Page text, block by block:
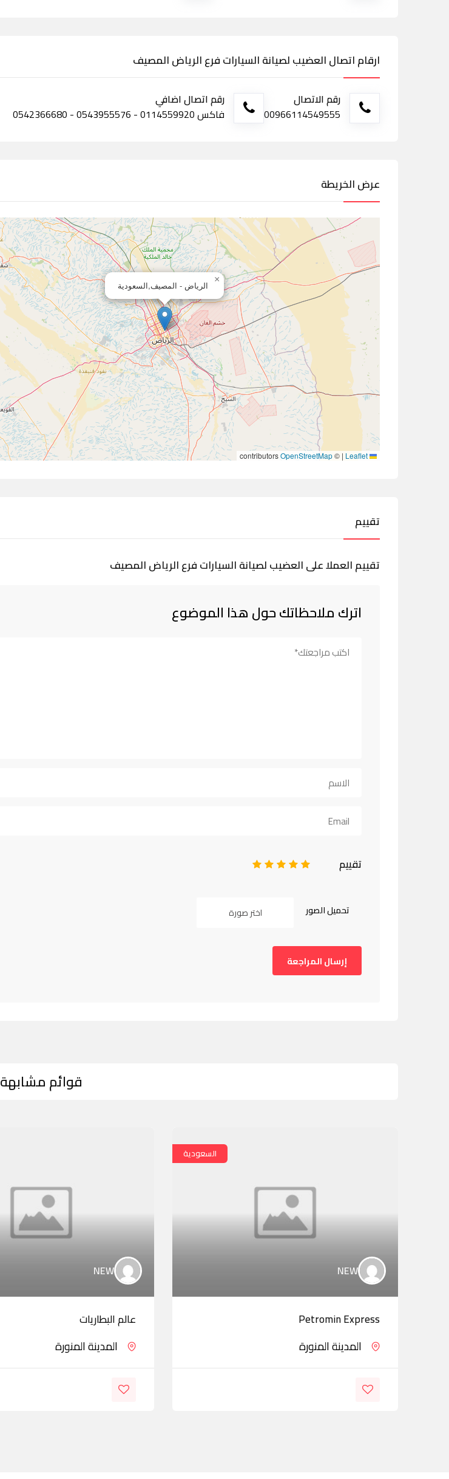
ارقام اتصال العضيب لصيانة السيارات فرع الرياض المصيف
رقم الاتصال
00966114549555
رقم اتصال اضافي
فاكس 0114559920 - 0543955576 - 0542366680
عرض الخريطة
الرياض - المصيف,السعودية
×
|
©
OpenStreetMap
تقييم
تقييم العملا على العضيب لصيانة السيارات فرع الرياض المصيف
اترك ملاحظاتك حول هذا الموضوع
تقييم 5
4
3
2
تحميل الصور اختر صورة
قوائم مشابهة
السعودية
NEW
Petromin Express
المدينة المنورة
NEW
عالم البطاريات
المدينة المنورة